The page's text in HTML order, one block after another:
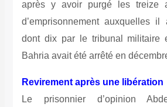
après y avoir purgé les treize
d’emprisonnement auxquelles
dont dix par le tribunal militaire
Bahria avait été arrêté en
Revirement après une libération
Le prisonnier d’opinion